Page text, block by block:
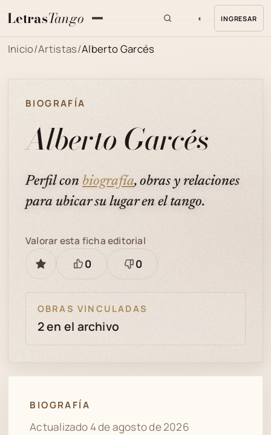
LetrasTango ◐ INGRESAR
Inicio/Artistas/Alberto Garcés
BIOGRAFÍA
Alberto Garcés
Perfil con biografía, obras y relaciones
para ubicar su lugar en el tango.
GUARDAR
Valorar esta ficha editorial
Está
0
Necesita
0
OBRAS VINCULADAS
2 en el archivo
BIOGRAFÍA
Actualizado 4 de agosto de 2026